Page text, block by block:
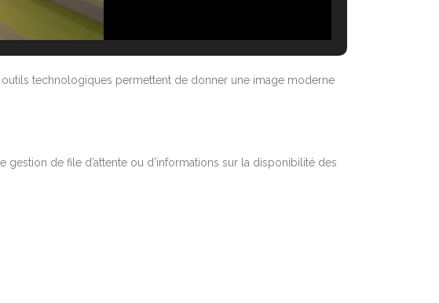
technologiques permettent de donner une image moderne
de file d’attente ou d’informations sur la disponibilité des